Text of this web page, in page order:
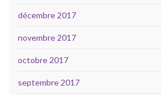
décembre 2017
novembre 2017
octobre 2017
septembre 2017